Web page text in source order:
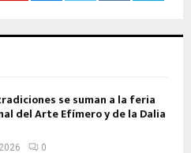
se suman a la feria
del Arte Efímero y de la Dalia
0